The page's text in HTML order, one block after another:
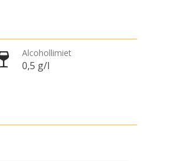
Alcohollimiet
0,5 g/l